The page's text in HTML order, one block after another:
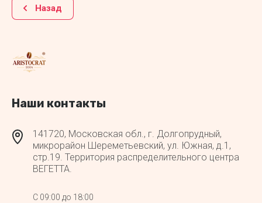
Назад
Наши контакты
141720, Московская обл., г. Долгопрудный,
микрорайон Шереметьевский, ул. Южная, д.1,
стр.19. Территория распределительного центра
ВЕГЕТТА.
C 09:00 до 18:00